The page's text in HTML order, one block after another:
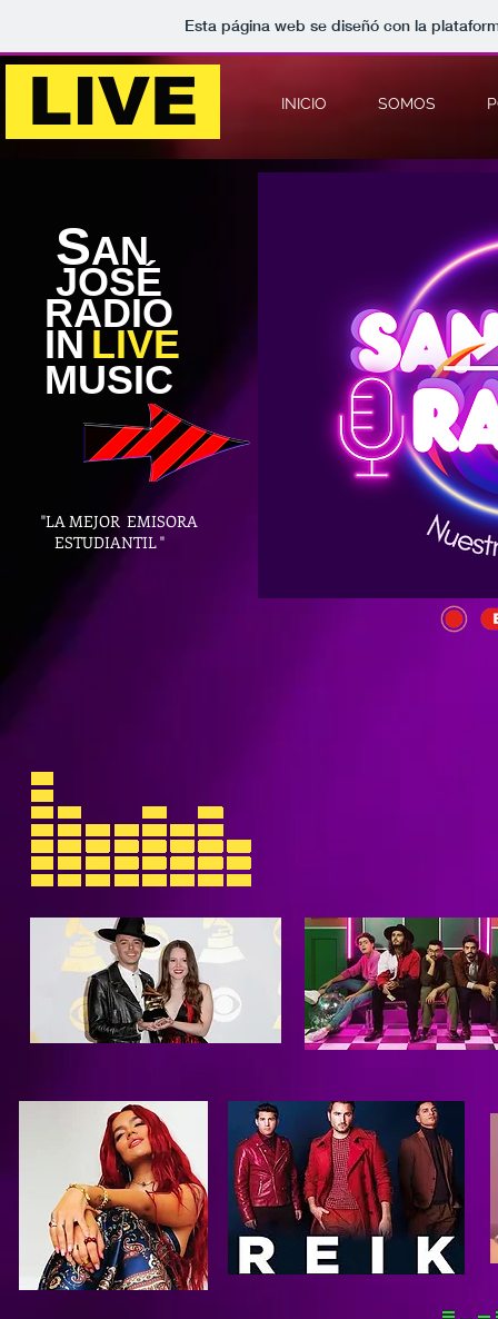
Esta página web se diseñó con la
LIVE INICIO SOMOS
SAN
JOSÉ
RADIO
IN LIVE
MUSIC
"LA MEJOR EMISORA
ESTUDIANTIL "